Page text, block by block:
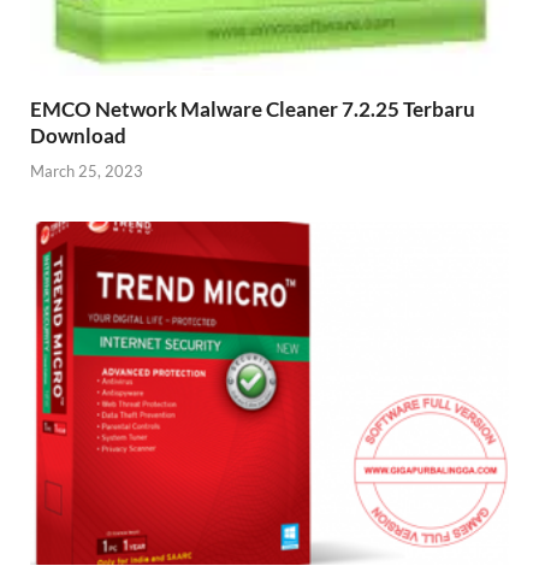
EMCO Network Malware Cleaner 7.2.25 Terbaru
Download
March 25, 2023